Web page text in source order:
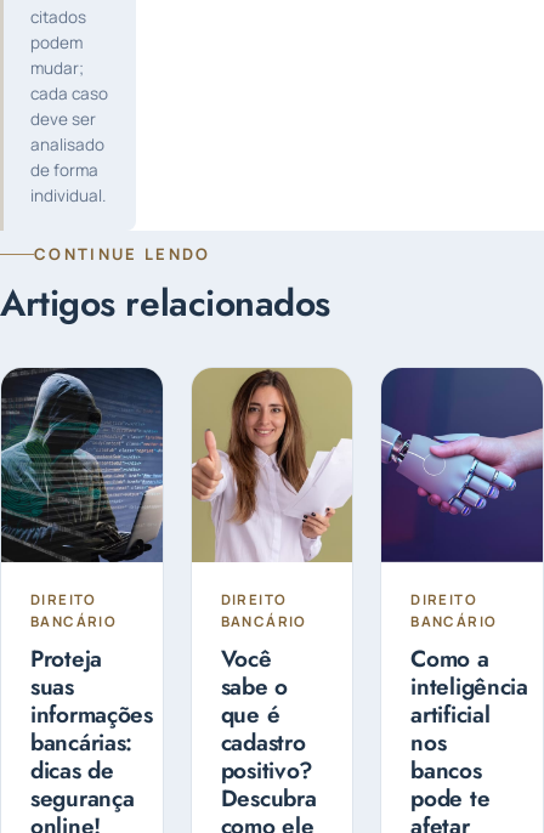
citados
podem
mudar;
cada caso
deve ser
analisado
de forma
individual.
CONTINUE LENDO
Artigos relacionados
DIREITO
BANCÁRIO
Proteja
suas
informações
bancárias:
dicas de
segurança
DIREITO
BANCÁRIO
Você
sabe o
que é
cadastro
positivo?
Descubra
DIREITO
BANCÁRIO
Como a
inteligência
artificial
nos
bancos
pode te